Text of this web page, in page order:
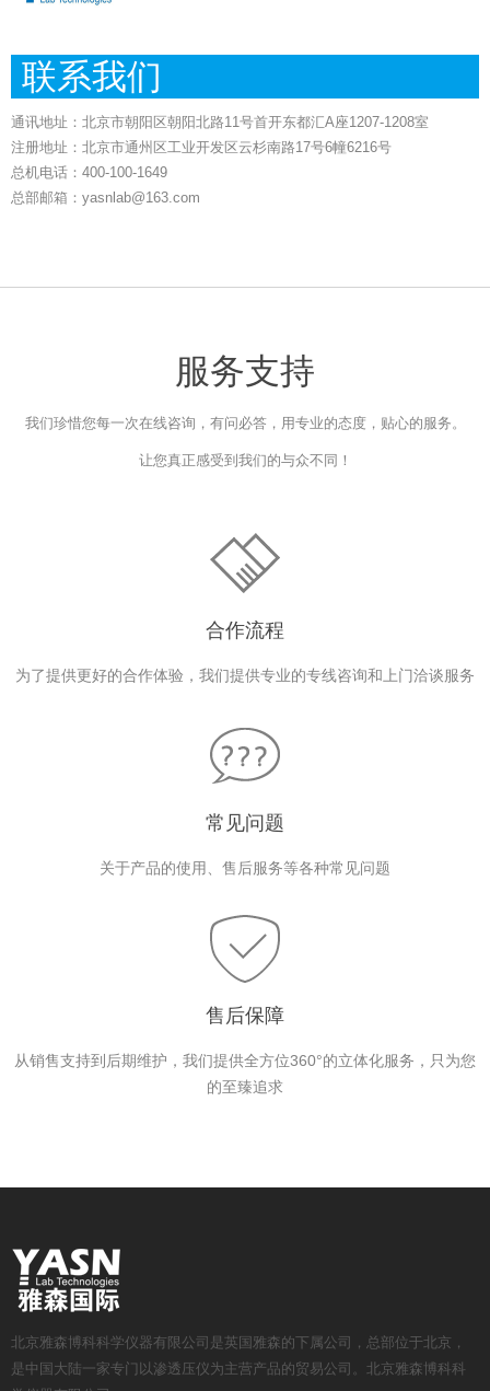
联系我们
通讯地址：北京市朝阳区朝阳北路11号首开东都汇A座1207-1208室
注册地址：北京市通州区工业开发区云杉南路17号6幢6216号
总机电话：400-100-1649
总部邮箱：yasnlab@163.com
服务支持
我们珍惜您每一次在线咨询，有问必答，用专业的态度，贴心的服务。
让您真正感受到我们的与众不同！
合作流程
为了提供更好的合作体验，我们提供专业的专线咨询和上门洽谈服务
常见问题
关于产品的使用、售后服务等各种常见问题
售后保障
从销售支持到后期维护，我们提供全方位360°的立体化服务，只为您
的至臻追求
北京雅森博科科学仪器有限公司是英国雅森的下属公司，总部位于北京，
是中国大陆一家专门以渗透压仪为主营产品的贸易公司。北京雅森博科科